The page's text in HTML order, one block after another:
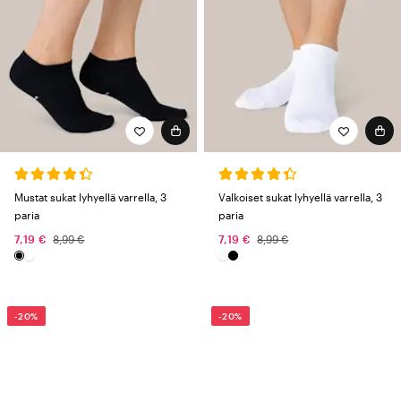
Mustat sukat lyhyellä varrella, 3
paria
7,19 €
8,99 €
Valkoiset sukat lyhyellä varrella, 3
paria
7,19 €
8,99 €
-20% -20%